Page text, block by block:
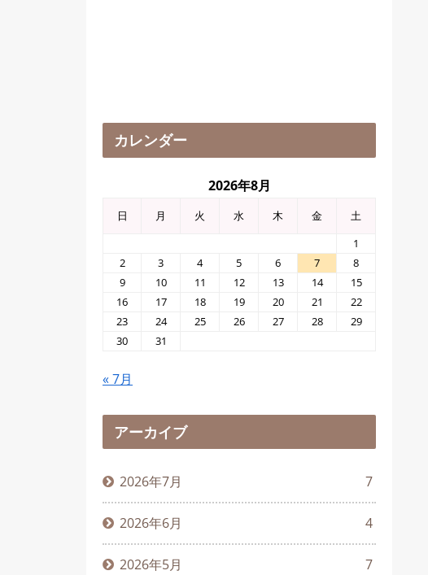
カレンダー
2026年8月
日 月 火 水 木 金
土
1
2
3 4 5 6 7
8
9
10 11 12 13 14
15
16
17 18 19 20 21
22
23
24 25 26 27 28
29
30
31
« 7月
アーカイブ
2026年7月 7
2026年6月 4
2026年5月 7